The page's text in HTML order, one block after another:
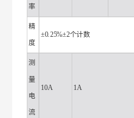
率
精
度
±0.25%±2个计数
测
量
电
流
10A 1A